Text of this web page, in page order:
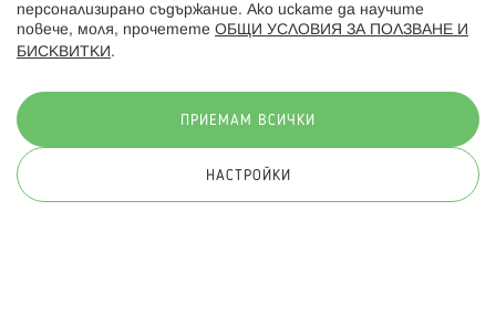
© 2026 Hippoland.net. Всички права запазени
персонализирано съдържание. Ако искате да научите
повече, моля, прочетете ОБЩИ УСЛОВИЯ ЗА ПОЛЗВАНЕ И
БИСКВИТКИ .
ПРИЕМАМ ВСИЧКИ
НАСТРОЙКИ